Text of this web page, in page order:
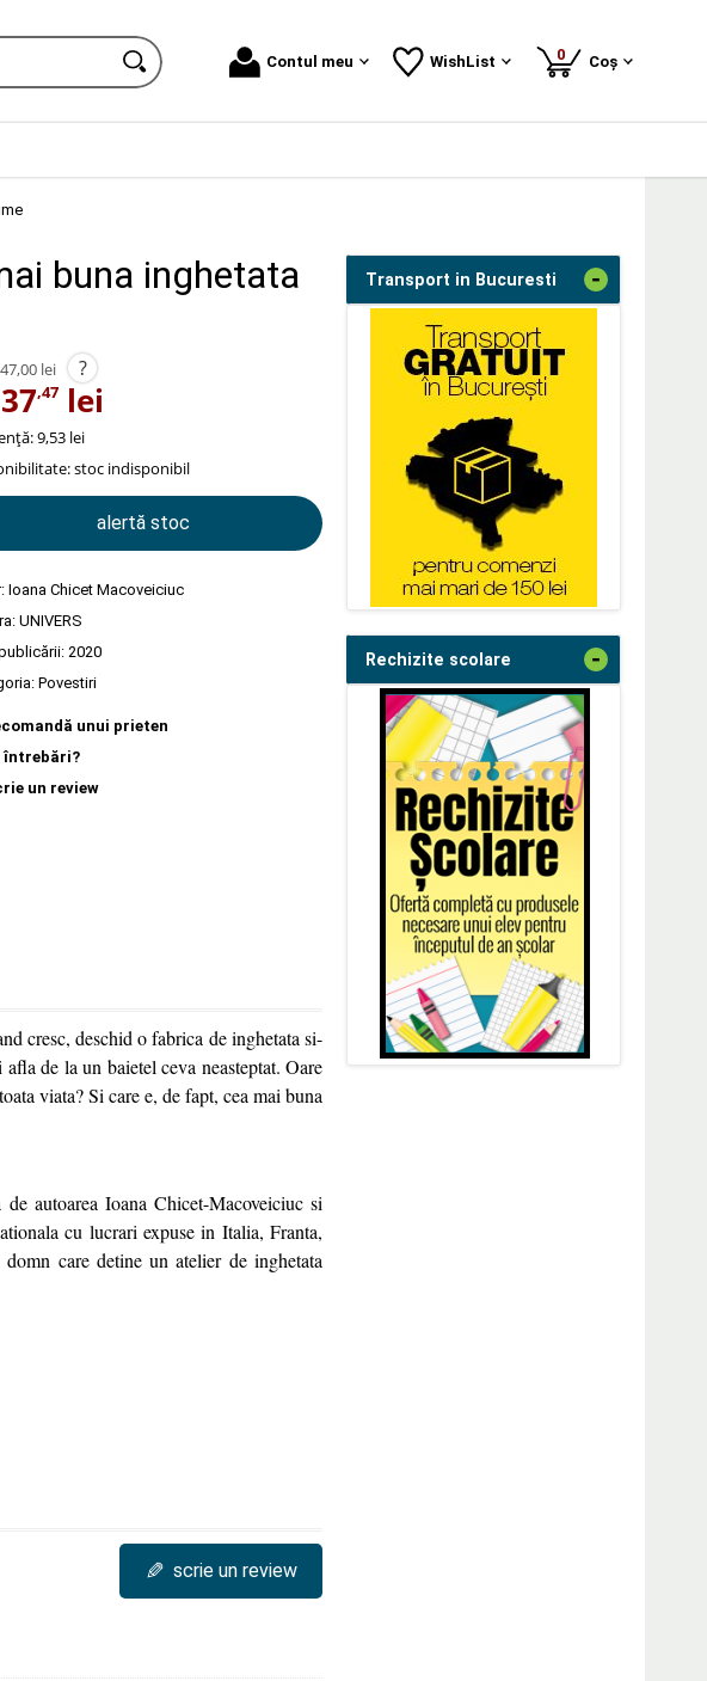
Contul meu WishList 0produse
Coș
buna inghetata
47,00 lei ?
37,47 lei
9,53 lei
stoc indisponibil
alertă stoc
Ioana Chicet Macoveiciuc
UNIVERS
2020
Povestiri
unui prieten
întrebări?
un review
cresc, deschid o fabrica de inghetata si-
de la un baietel ceva neasteptat. Oare
viata? Si care e, de fapt, cea mai buna
autoarea Ioana Chicet-Macoveiciuc si
cu lucrari expuse in Italia, Franta,
care detine un atelier de inghetata
✎ scrie un review
Transport in Bucuresti -
Rechizite scolare -